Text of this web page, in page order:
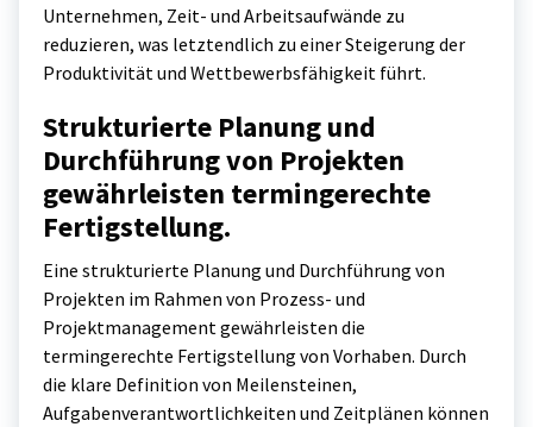
Unternehmen, Zeit- und Arbeitsaufwände zu
reduzieren, was letztendlich zu einer Steigerung der
Produktivität und Wettbewerbsfähigkeit führt.
Strukturierte Planung und
Durchführung von Projekten
gewährleisten termingerechte
Fertigstellung.
Eine strukturierte Planung und Durchführung von
Projekten im Rahmen von Prozess- und
Projektmanagement gewährleisten die
termingerechte Fertigstellung von Vorhaben. Durch
die klare Definition von Meilensteinen,
Aufgabenverantwortlichkeiten und Zeitplänen können